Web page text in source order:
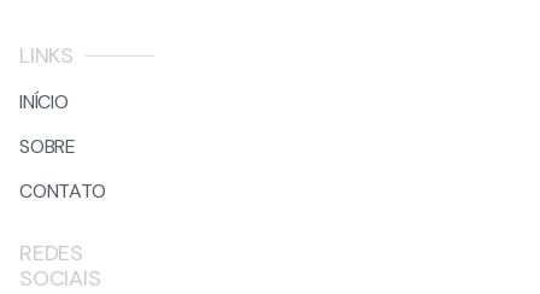
LINKS
INÍCIO
SOBRE
CONTATO
REDES
SOCIAIS